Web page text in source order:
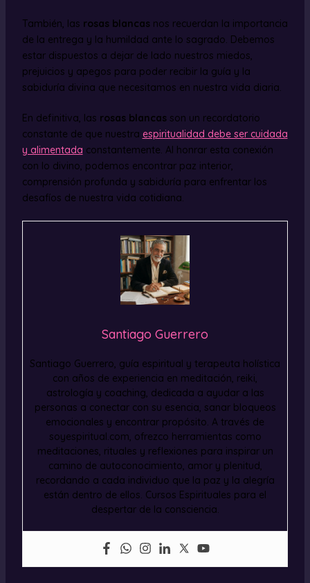
También, las rosas blancasnos recuerdan la importancia
de la entrega y la humildad ante lo sagrado. Debemos
estar dispuestos a dejar de lado nuestros miedos,
prejuicios y apegos para poder recibir la guía y la
sabiduría divina que necesitamos en nuestra vida diaria.
En definitiva, las rosas blancasson un recordatorio
constante de que nuestra espiritualidad debe ser cuidada
y alimentada constantemente. Al honrar esta conexión
con lo divino, podemos encontrar paz interior,
comprensión profunda y sabiduría para enfrentar los
desafíos de nuestra vida cotidiana.
Santiago Guerrero
Santiago Guerrero, guía espiritual y terapeuta holística
con años de experiencia en meditación, reiki,
astrología y coaching, dedicada a ayudar a las
personas a conectar con su esencia, sanar bloqueos
emocionales y encontrar propósito. A través de
soyespiritual.com, ofrezco herramientas como
meditaciones, rituales y reflexiones para inspirar un
camino de autoconocimiento, amor y plenitud,
recordando a cada individuo que la paz y la alegría
están dentro de ellos. Cursos Espirituales para el
despertar de la consciencia.